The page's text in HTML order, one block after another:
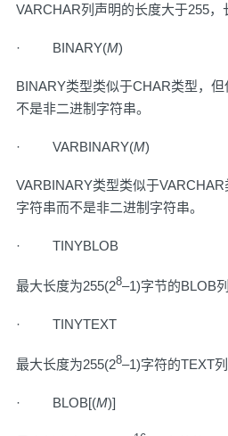
VARCHAR列声明的长度大于255，
· BINARY(M)
BINARY类型类似于CHAR类型，
不是非二进制字符串。
· VARBINARY(M)
VARBINARY类型类似于
字符串而不是非二进制字符串。
· TINYBLOB
最大长度为255(28–1)字节的BLOB列
· TINYTEXT
最大长度为255(28–1)字符的TEXT列
· BLOB[(M)]